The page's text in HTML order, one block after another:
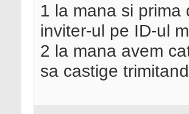
1 la mana si
inviter-ul pe ID-ul
2 la mana avem
sa castige